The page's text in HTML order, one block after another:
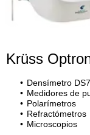
Krüss
Densímetro
Medidores de
Polarímetros
Refractómetros
Microscopios